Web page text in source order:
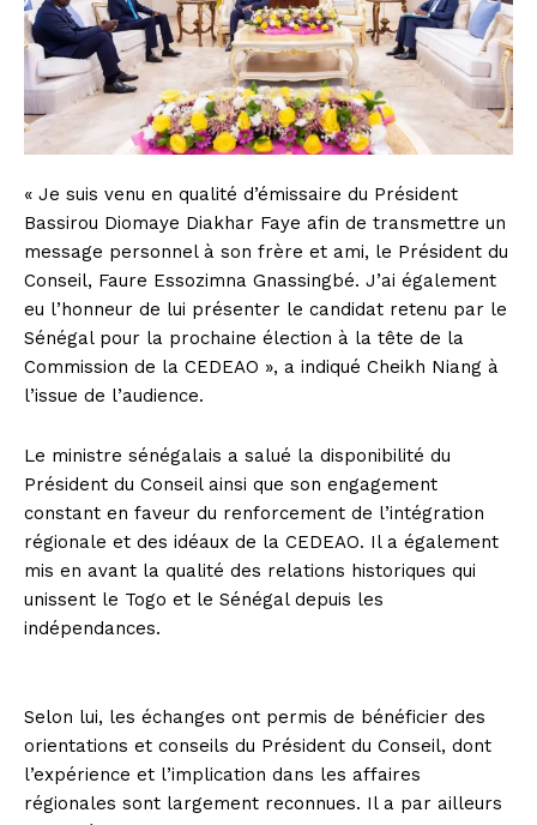
« Je suis venu en qualité d’émissaire du Président
Bassirou Diomaye Diakhar Faye afin de transmettre un
message personnel à son frère et ami, le Président du
Conseil, Faure Essozimna Gnassingbé. J’ai également
eu l’honneur de lui présenter le candidat retenu par le
Sénégal pour la prochaine élection à la tête de la
Commission de la CEDEAO », a indiqué Cheikh Niang à
l’issue de l’audience.
Le ministre sénégalais a salué la disponibilité du
Président du Conseil ainsi que son engagement
constant en faveur du renforcement de l’intégration
régionale et des idéaux de la CEDEAO. Il a également
mis en avant la qualité des relations historiques qui
unissent le Togo et le Sénégal depuis les
indépendances.
Selon lui, les échanges ont permis de bénéficier des
orientations et conseils du Président du Conseil, dont
l’expérience et l’implication dans les affaires
régionales sont largement reconnues. Il a par ailleurs